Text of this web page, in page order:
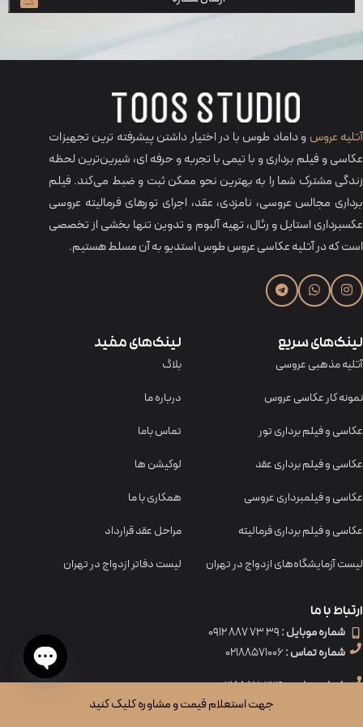
آتلیه عروس و داماد طوس با در اختیار داشتن پیشرفته ترین تجهیزات
عکاسی و فیلم برداری و با تیمی با تجربه و حرفه‌ ای، شیرین‌ترین لحظه
زندگی مشترک شما را به بهترین نحو ممکن ثبت و ضبط می‌کند. فیلم
برداری مجالس عروسی، نامزدی، عقد، اجرای تورهای فرمالیته عروسی
عکسبرداری استایل و رئال، تهیه آلبوم و تدوین تنها بخشی از تخصصی
است که در آتلیه عکاسی عروس طوس استدیو به آن مسلط هستیم.
لینک‌های سریع
آتلیه مذهبی عروسی
نمونه کار عکاسی عروس
عکاسی و فیلم برداری تور
عکاسی و فیلم برداری عقد
عکاسی و فیلمبرداری عروسی
عکاسی و فیلم برداری فرمالیته
لیست آزمایشگاه‌های ازدواج در تهران
لینک‌های مفید
بلاگ
درباره ما
تماس باما
لوکیشن ها
همکاری با ما
مراحل عقد قرارداد
لیست دفاتر ازدواج در تهران
ارتباط با ما
شماره موبایل :
شماره تماس :
شماره تماس :02188570239
جهت استعلام قیمت و مشاوره کلیک کنید